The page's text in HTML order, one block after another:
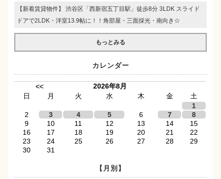
【新着賃貸物件】 渋谷区「西新宿五丁目駅」徒歩8分 3LDK スライド
ドアで2LDK・洋室13.9帖に！！角部屋・三面採光・南向き☆
もっとみる
カレンダー
<<
2026年8月
日
月 火 水 木 金
土
1
2
3 4 5 6 7
8
9
10 11 12 13 14
15
16
17 18 19 20 21
22
23
24 25 26 27 28
29
30
31
【月別】